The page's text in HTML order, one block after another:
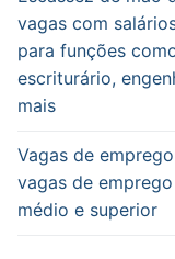
vagas com
para funções
escriturário,
mais
Vagas de
vagas de
médio e superior